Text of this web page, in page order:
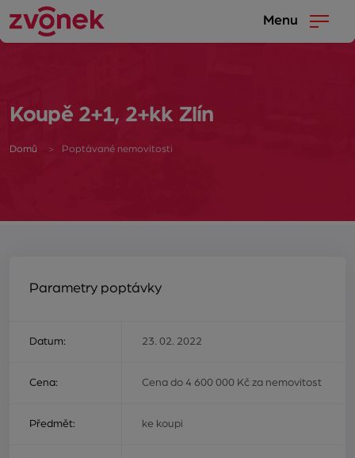
Menu
Koupě 2+1, 2+kk Zlín
Domů Poptávané nemovitosti
Parametry poptávky
Datum: 23. 02. 2022
Cena: Cena do 4 600 000 Kč za nemovitost
Předmět: ke koupi